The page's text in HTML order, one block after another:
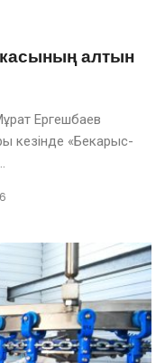
алтын
Ергешбаев
кезінде «Бекарыс-